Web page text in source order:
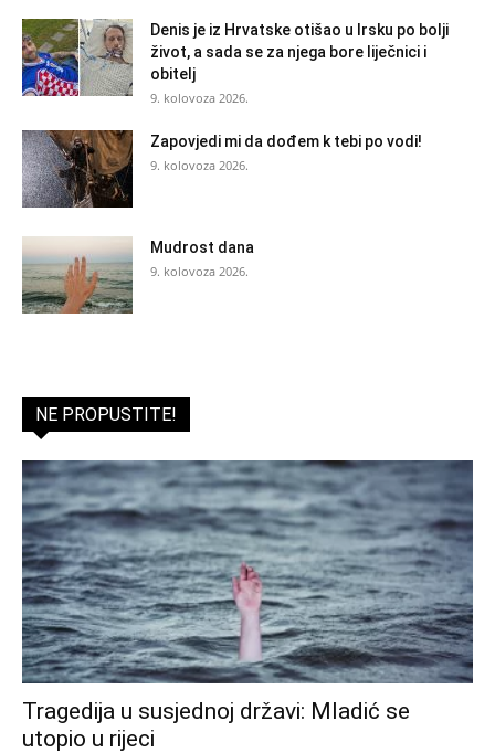
Denis je iz Hrvatske otišao u Irsku po bolji
život, a sada se za njega bore liječnici i
obitelj
9. kolovoza 2026.
Zapovjedi mi da dođem k tebi po vodi!
9. kolovoza 2026.
Mudrost dana
9. kolovoza 2026.
NE PROPUSTITE!
Tragedija u susjednoj državi: Mladić se
utopio u rijeci